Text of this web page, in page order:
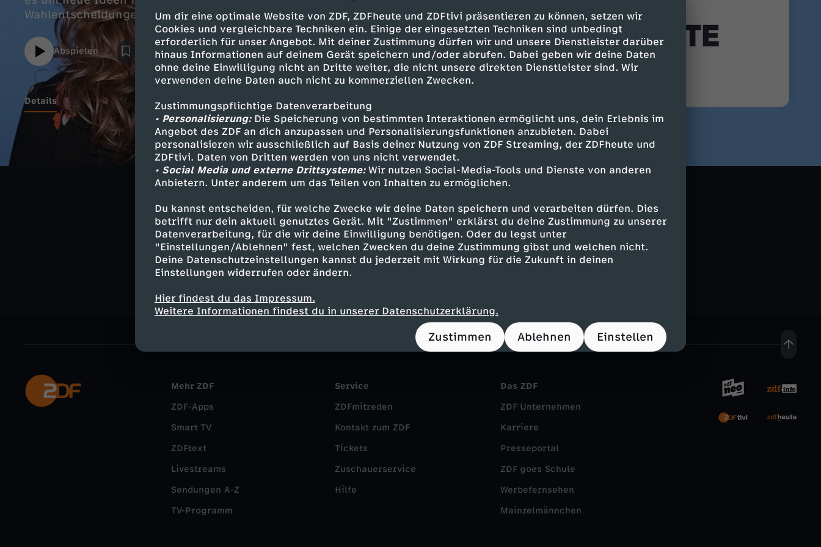
Um dir eine optimale Website von ZDF, ZDFheute und ZDFtivi präsentieren zu können, setzen wir
Cookies und vergleichbare Techniken ein. Einige der eingesetzten Techniken sind unbedingt
erforderlich für unser Angebot. Mit deiner Zustimmung dürfen wir und unsere Dienstleister darüber
hinaus Informationen auf deinem Gerät speichern und/oder abrufen. Dabei geben wir deine Daten
ohne deine Einwilligung nicht an Dritte weiter, die nicht unsere direkten Dienstleister sind. Wir
verwenden deine Daten auch nicht zu kommerziellen Zwecken.
Zustimmungspflichtige Datenverarbeitung
• Personalisierung:Die Speicherung von bestimmten Interaktionen ermöglicht uns, dein Erlebnis im
Angebot des ZDF an dich anzupassen und Personalisierungsfunktionen anzubieten. Dabei
personalisieren wir ausschließlich auf Basis deiner Nutzung von ZDF Streaming, der ZDFheute und
ZDFtivi. Daten von Dritten werden von uns nicht verwendet.
• Social Media und externe Drittsysteme:Wir nutzen Social-Media-Tools und Dienste von anderen
Anbietern. Unter anderem um das Teilen von Inhalten zu ermöglichen.
Du kannst entscheiden, für welche Zwecke wir deine Daten speichern und verarbeiten dürfen. Dies
betrifft nur dein aktuell genutztes Gerät. Mit "Zustimmen" erklärst du deine Zustimmung zu unserer
Datenverarbeitung, für die wir deine Einwilligung benötigen. Oder du legst unter
"Einstellungen/Ablehnen" fest, welchen Zwecken du deine Zustimmung gibst und welchen nicht.
Deine Datenschutzeinstellungen kannst du jederzeit mit Wirkung für die Zukunft in deinen
Einstellungen widerrufen oder ändern.
Hier findest du das Impressum.
Weitere Informationen findest du in unserer Datenschutzerklärung.
Zustimmen Ablehnen Einstellen
Wahlentscheidungen.
Abspielen
Details
Ähnliche Inhalte entdecken
Satire Kommentar humorvoll Bosetti will reden!
YouTube
Mehr ZDF
ZDF-Apps
Smart TV
ZDFtext
Livestreams
Sendungen A-Z
TV-Programm
Service
ZDFmitreden
Kontakt zum ZDF
Tickets
Zuschauerservice
Hilfe
Das ZDF
ZDF Unternehmen
Karriere
Presseportal
ZDF goes Schule
Werbefernsehen
Mainzelmännchen